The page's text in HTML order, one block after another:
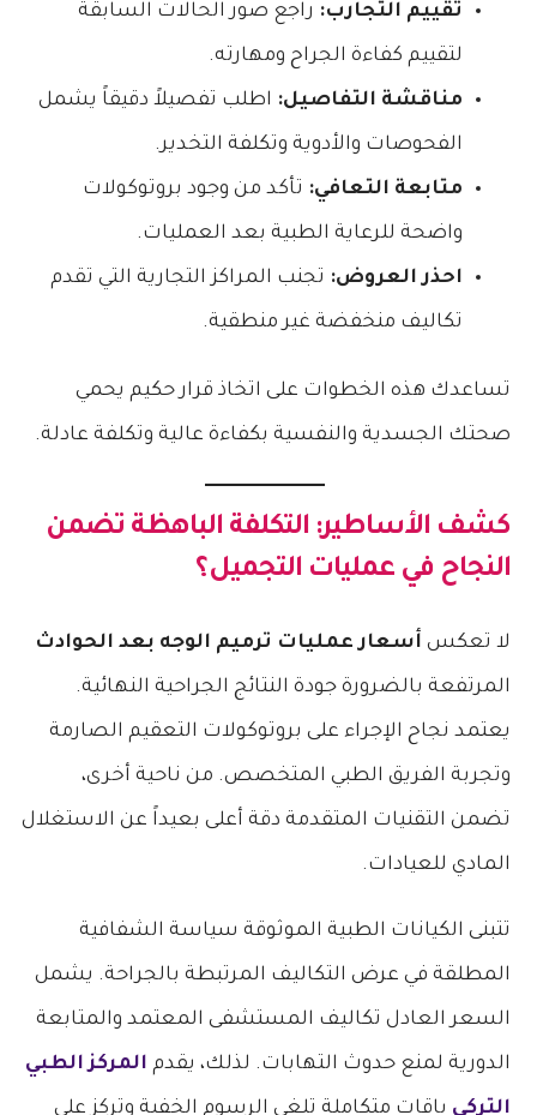
تقييم التجارب: راجع صور الحالات السابقة
لتقييم كفاءة الجراح ومهارته.
مناقشة التفاصيل: اطلب تفصيلاً دقيقاً يشمل
الفحوصات والأدوية وتكلفة التخدير.
متابعة التعافي: تأكد من وجود بروتوكولات
واضحة للرعاية الطبية بعد العمليات.
احذر العروض: تجنب المراكز التجارية التي تقدم
تكاليف منخفضة غير منطقية.
تساعدك هذه الخطوات على اتخاذ قرار حكيم يحمي
صحتك الجسدية والنفسية بكفاءة عالية وتكلفة عادلة.
كشف الأساطير: التكلفة الباهظة تضمن
النجاح في عمليات التجميل؟
لا تعكس أسعار عمليات ترميم الوجه بعد الحوادث
المرتفعة بالضرورة جودة النتائج الجراحية النهائية.
يعتمد نجاح الإجراء على بروتوكولات التعقيم الصارمة
وتجربة الفريق الطبي المتخصص. من ناحية أخرى،
تضمن التقنيات المتقدمة دقة أعلى بعيداً عن الاستغلال
المادي للعيادات.
تتبنى الكيانات الطبية الموثوقة سياسة الشفافية
المطلقة في عرض التكاليف المرتبطة بالجراحة. يشمل
السعر العادل تكاليف المستشفى المعتمد والمتابعة
الدورية لمنع حدوث التهابات. لذلك، يقدم المركز الطبي
التركي باقات متكاملة تلغي الرسوم الخفية وتركز على